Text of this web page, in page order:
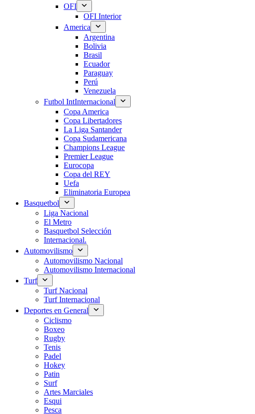
OFI
OFI Interior
America
Argentina
Bolivia
Brasil
Ecuador
Paraguay
Perú
Venezuela
Futbol IntInternacional
Copa America
Copa Libertadores
La Liga Santander
Copa Sudamericana
Champions League
Premier League
Eurocopa
Copa del REY
Uefa
Eliminatoria Europea
Basquetbol
Liga Nacional
El Metro
Basquetbol Selección
Internacional.
Automovilismo
Automovilismo Nacional
Automovilismo Internacional
Turf
Turf Nacional
Turf Internacional
Deportes en General
Ciclismo
Boxeo
Rugby
Tenis
Padel
Hokey
Patin
Surf
Artes Marciales
Esqui
Pesca